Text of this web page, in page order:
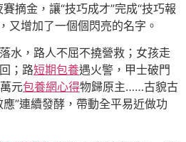
摘金，讓“技巧成才”完成“技巧報
又增加了一個個閃亮的名字。
水，路人不屈不撓營救；女孩走
；路短期包養遇火警，甲士破門
元包養網心得物歸原主……古貌古
”連續發酵，帶動全平易近做功